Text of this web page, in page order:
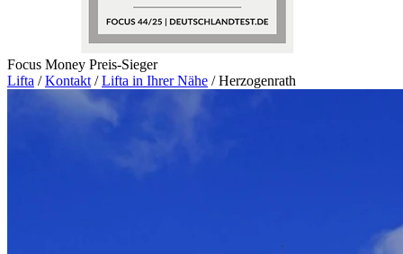
Focus Money Preis-Sieger
Lifta / Kontakt / Lifta in Ihrer Nähe / Herzogenrath